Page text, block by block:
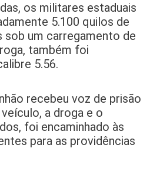
os militares estaduais
5.100 quilos de
sob um carregamento de
também foi
5.56.
recebeu voz de prisão
a droga e o
foi encaminhado às
para as providências